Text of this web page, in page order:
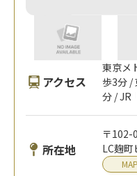
アクセス
東京メ
歩3分 /
分 / JR
所在地
〒102-
LC麹
MAP